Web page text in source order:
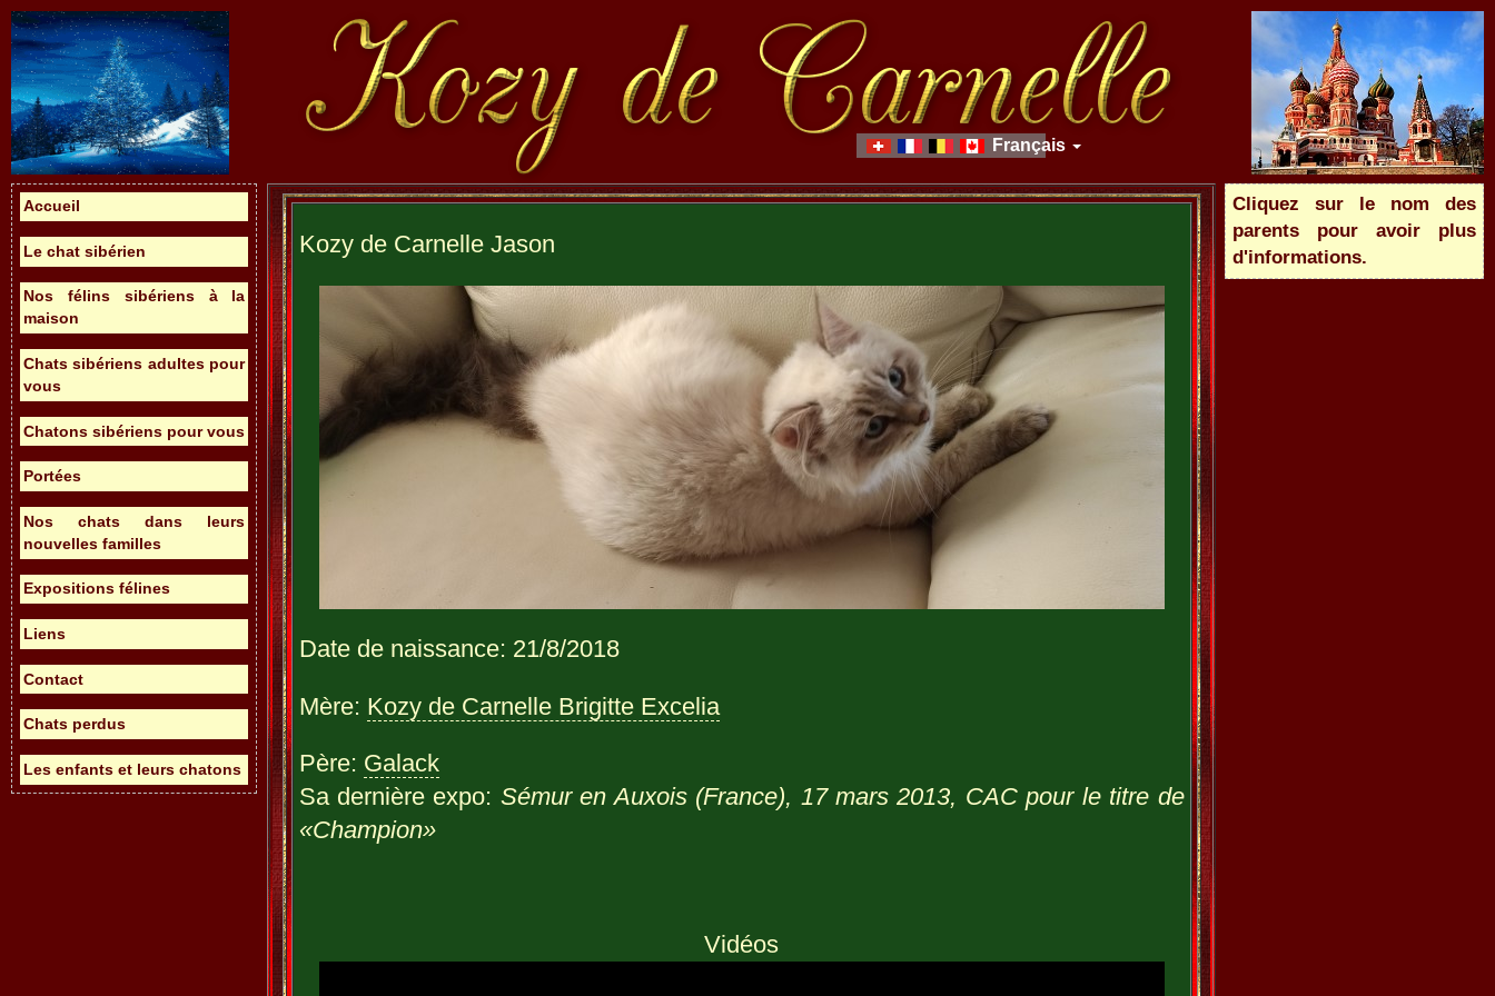
Français
Accueil
Le chat sibérien
Nos félins sibériens à la
maison
Chats sibériens adultes pour
vous
Chatons sibériens pour vous
Portées
Nos chats dans leurs
nouvelles familles
Expositions félines
Liens
Contact
Chats perdus
Les enfants et leurs chatons
Cliquez sur le nom des
parents pour avoir plus
d'informations.
Kozy de Carnelle Jason
Date de naissance: 21/8/2018
Mère: Kozy de Carnelle Brigitte Excelia
Père: Galack
Sa dernière expo: Sémur en Auxois (France), 17 mars 2013, CAC pour le titre de
«Champion»
Vidéos